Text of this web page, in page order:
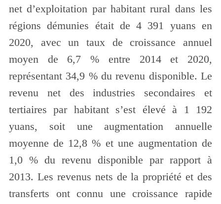
net d’exploitation par habitant rural dans les
régions démunies était de 4 391 yuans en
2020, avec un taux de croissance annuel
moyen de 6,7 % entre 2014 et 2020,
représentant 34,9 % du revenu disponible. Le
revenu net des industries secondaires et
tertiaires par habitant s’est élevé à 1 192
yuans, soit une augmentation annuelle
moyenne de 12,8 % et une augmentation de
1,0 % du revenu disponible par rapport à
2013. Les revenus nets de la propriété et des
transferts ont connu une croissance rapide